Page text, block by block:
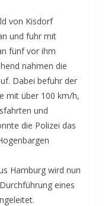
von Kisdorf
und fuhr mit
fünf vor ihm
nahmen die
Dabei befuhr der
mit über 100 km/h,
und
die Polizei das
Hamburg wird nun
eines